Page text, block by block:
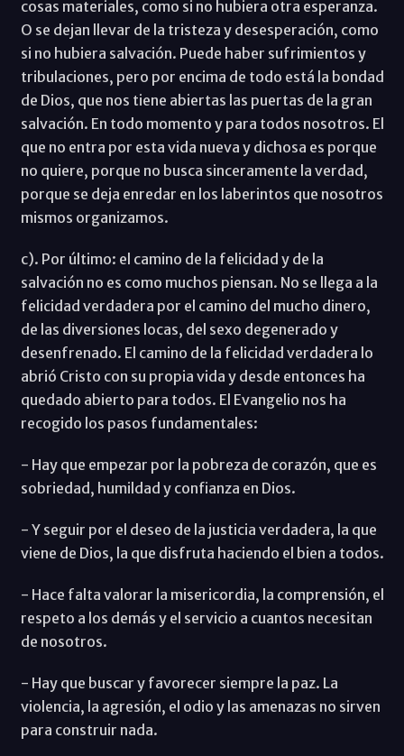
cosas materiales, como si no hubiera otra esperanza.
O se dejan llevar de la tristeza y desesperación, como
si no hubiera salvación. Puede haber sufrimientos y
tribulaciones, pero por encima de todo está la bondad
de Dios, que nos tiene abiertas las puertas de la gran
salvación. En todo momento y para todos nosotros. El
que no entra por esta vida nueva y dichosa es porque
no quiere, porque no busca sinceramente la verdad,
porque se deja enredar en los laberintos que nosotros
mismos organizamos.
c). Por último: el camino de la felicidad y de la
salvación no es como muchos piensan. No se llega a la
felicidad verdadera por el camino del mucho dinero,
de las diversiones locas, del sexo degenerado y
desenfrenado. El camino de la felicidad verdadera lo
abrió Cristo con su propia vida y desde entonces ha
quedado abierto para todos. El Evangelio nos ha
recogido los pasos fundamentales:
- Hay que empezar por la pobreza de corazón, que es
sobriedad, humildad y confianza en Dios.
- Y seguir por el deseo de la justicia verdadera, la que
viene de Dios, la que disfruta haciendo el bien a todos.
- Hace falta valorar la misericordia, la comprensión, el
respeto a los demás y el servicio a cuantos necesitan
de nosotros.
- Hay que buscar y favorecer siempre la paz. La
violencia, la agresión, el odio y las amenazas no sirven
para construir nada.